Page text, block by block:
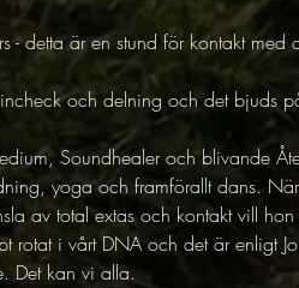
- detta är en stund för kontakt med
och delning och det bjuds
Soundhealer och blivande
yoga och framförallt dans.
av total extas och kontakt vill
rotat i vårt DNA och det är enligt
Det kan vi alla.